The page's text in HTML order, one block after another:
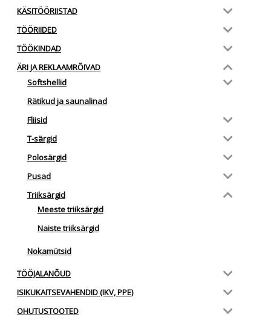
KÄSITÖÖRIISTAD
TÖÖRIIDED
TÖÖKINDAD
ÄRI JA REKLAAMRÕIVAD
Softshellid
Rätikud ja saunalinad
Fliisid
T-särgid
Polosärgid
Pusad
Triiksärgid
Meeste triiksärgid
Naiste triiksärgid
Nokamütsid
TÖÖJALANÕUD
ISIKUKAITSEVAHENDID (IKV, PPE)
OHUTUSTOOTED